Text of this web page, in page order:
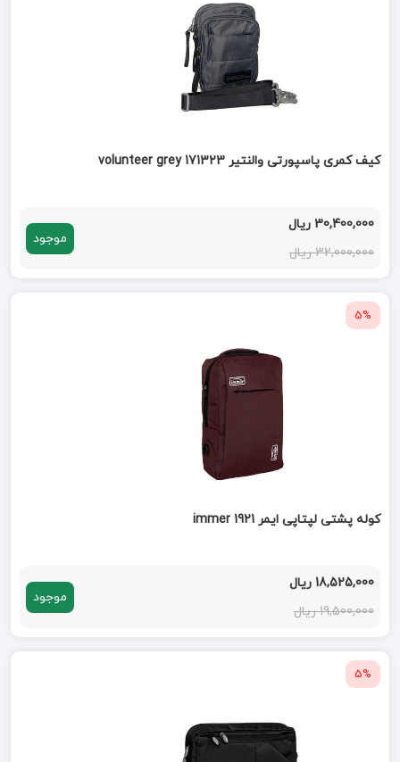
کیف کمری پاسپورتی والنتیر volunteer grey 171323
30,400,000 ریال
32,000,000 ریال
موجود
5%
کوله پشتی لپتاپی ایمر immer 1921
18,525,000 ریال
19,500,000 ریال
موجود
5%